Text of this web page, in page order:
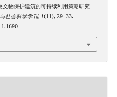
物保护建筑的可持续利用策略研究
社会科学学刊, 1(11), 29–33.